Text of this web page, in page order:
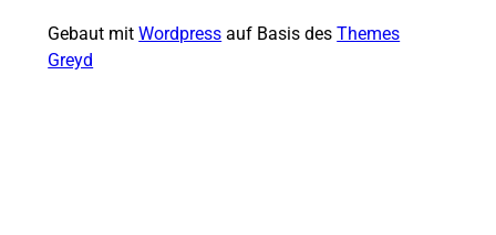
Gebaut mitWordpress auf Basis desThemes
Greyd